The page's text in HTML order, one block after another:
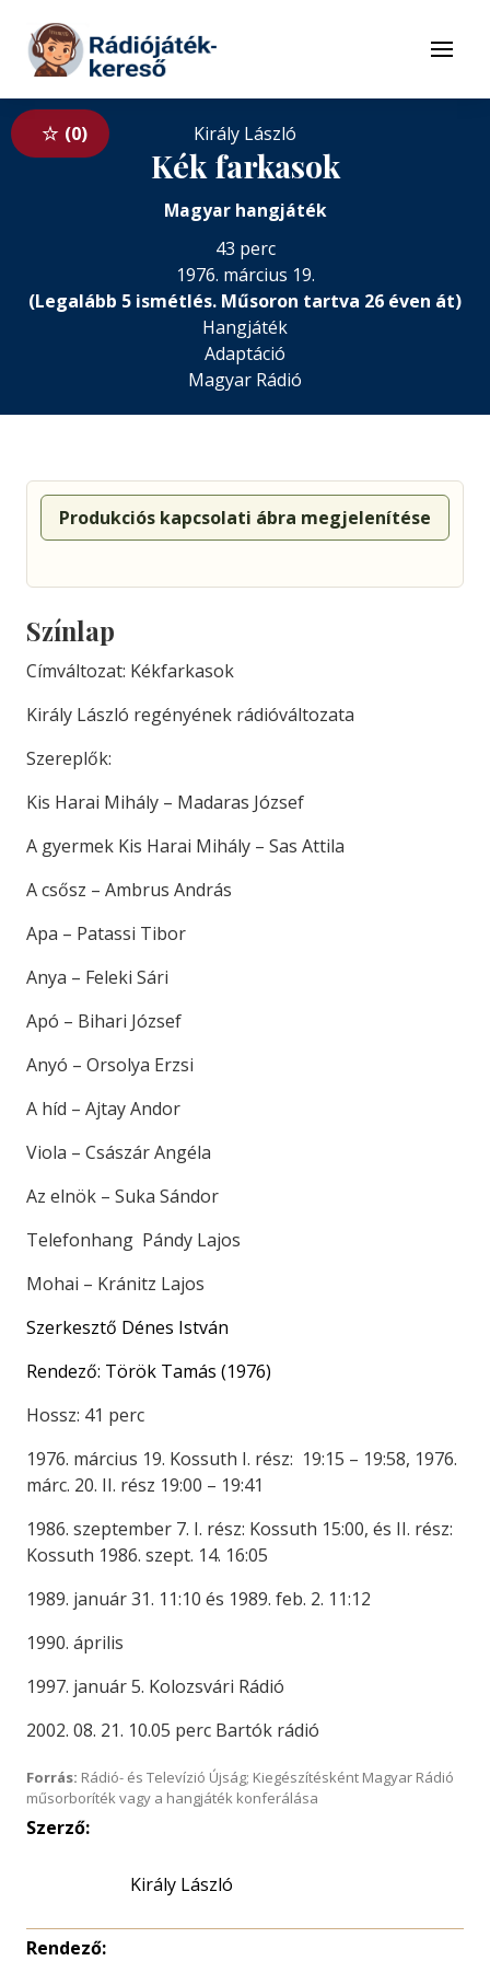
Tovább a tartalomhoz
Menü
0 Király László
Kék farkasok
Magyar hangjáték
43 perc
1976. március 19.
(Legalább 5 ismétlés. Műsoron tartva 26 éven át)
Hangjáték
Adaptáció
Magyar Rádió
Produkciós kapcsolati ábra megjelenítése
Színlap
Címváltozat: Kékfarkasok
Király László regényének rádióváltozata
Szereplők:
Kis Harai Mihály – Madaras József
A gyermek Kis Harai Mihály – Sas Attila
A csősz – Ambrus András
Apa – Patassi Tibor
Anya – Feleki Sári
Apó – Bihari József
Anyó – Orsolya Erzsi
A híd – Ajtay Andor
Viola – Császár Angéla
Az elnök – Suka Sándor
Telefonhang Pándy Lajos
Mohai – Kránitz Lajos
Szerkesztő Dénes István
Rendező: Török Tamás (1976)
Hossz: 41 perc
1976. március 19. Kossuth I. rész: 19:15 – 19:58, 1976.
márc. 20. II. rész 19:00 – 19:41
1986. szeptember 7. I. rész: Kossuth 15:00, és II. rész:
Kossuth 1986. szept. 14. 16:05
1989. január 31. 11:10 és 1989. feb. 2. 11:12
1990. április
1997. január 5. Kolozsvári Rádió
2002. 08. 21. 10.05 perc Bartók rádió
Forrás: Rádió- és Televízió Újság; Kiegészítésként Magyar Rádió
műsorboríték vagy a hangjáték konferálása
Szerző:
Király László
Rendező: